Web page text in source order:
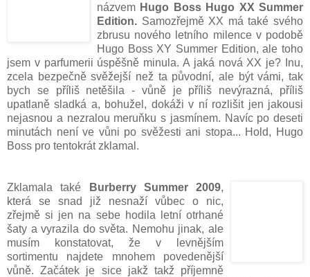
názvem Hugo Boss Hugo XX Summer
Edition. Samozřejmě XX má také svého
zbrusu nového letního milence v podobě
Hugo Boss XY Summer Edition, ale toho
jsem v parfumerii úspěšně minula. A jaká nová XX je?
Inu,
zcela bezpečně svěžejší než ta původní, ale být vámi, tak
bych se příliš netěšila - vůně je příliš nevýrazná, příliš
upatlaně sladká a, bohužel, dokáži v ní rozlišit jen jakousi
nejasnou a nezralou meruňku s jasmínem. Navíc po deseti
minutách není ve vůni po svěžesti ani stopa... Hold, Hugo
Boss pro tentokrát zklamal.
Zklamala také Burberry Summer 2009,
která se snad již nesnaží vůbec o nic,
zřejmě si jen na sebe hodila letní otrhané
šaty a vyrazila do světa. Nemohu jinak, ale
musím konstatovat, že v levnějším
sortimentu najdete mnohem povedenější
vůně. Začátek je sice jakž takž příjemně